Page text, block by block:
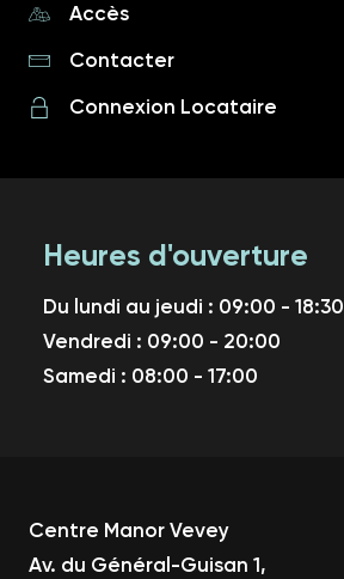
Accès
Contacter
Connexion Locataire
Heures d'ouverture
Du lundi au jeudi : 09:00 - 18:30
Vendredi : 09:00 - 20:00
Samedi : 08:00 - 17:00
Centre Manor Vevey
Av. du Général-Guisan 1,